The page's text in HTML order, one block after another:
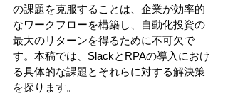
の課題を克服することは、企業が効率的
なワークフローを構築し、自動化投資の
最大のリターンを得るために不可欠で
す。本稿では、SlackとRPAの導入におけ
る具体的な課題とそれらに対する解決策
を探ります。